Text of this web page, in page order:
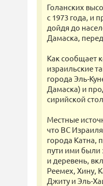
Голанских
с 1973 года, и
дойдя до
Дамаска,
Как сообщает
израильские
города Эль-
Дамаска) и
сирийской
Местные
что ВС
города Катна,
пути ими были
и деревень,
Реемех, Хину,
Джиту и Эль-